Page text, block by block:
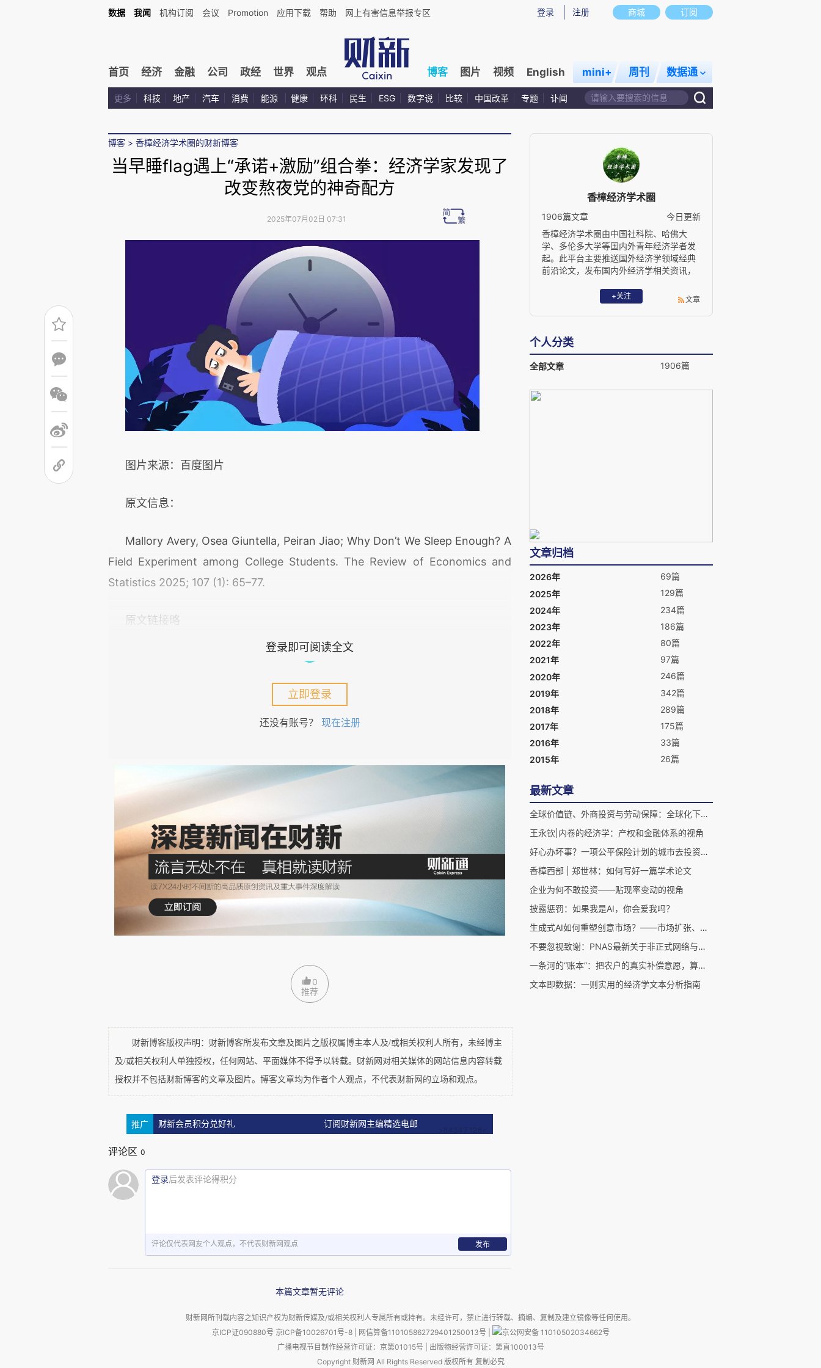
商城 订阅
登录 注册
数据 我闻 机构订阅 会议 Promotion 应用下载 帮助 网上有害信息举报专区
首页 经济 金融 公司 政经 世界 观点 博客 图片 视频 English mini+ 周刊 数据通
更多 科技 地产 汽车 消费 能源 健康 环科 民生 ESG 数字说 比较 中国改革 专题 讣闻
博客 > 香樟经济学术圈的财新博客
当早睡flag遇上“承诺+激励”组合拳：经济学家发现了
改变熬夜党的神奇配方
2025年07月02日 07:31
图片来源：百度图片
原文信息：
Mallory Avery, Osea Giuntella, Peiran Jiao; Why Don’t We Sleep Enough? A
Field Experiment among College Students. The Review of Economics and
Statistics 2025; 107 (1): 65–77.
原文链接略
明，超1/3成年人深陷睡眠赤字，许多国家的人可能比一百年前的祖先少睡1-2个小
时。占据人生大约三分之一时间的睡眠，毋庸置疑是身心健康和人力资本的重要基
石，那么问题来了，为什么我们会睡眠不足？
对于一部分人来说，睡眠时间和质量可能受到失眠、睡眠呼吸暂停等因素的影
响，但对于多数人来说，就寝时间和睡眠长短是自己选择的。经济学理论长期将睡
眠简化为外生约束，忽视其作为内生效用函数的行为决策本质——尽管全球80%的
成年人希望改善他们的睡眠、89%的人渴望每晚睡够7小时或更久，现实却是超过
40%的人在持续透支睡眠时间——睡眠选择背后的机制究竟是什么？
本研究在自然情境中探究睡眠决策的行为机制，并检验承诺机制（commitment
devices）和金钱激励能否促进更健康的睡眠习惯。基于508名大学生的实地实验，
surveys）和时间使用日记（time-use diaries）等方式收集数据，研究发现：1）当
金钱激励遇见承诺机制，13%的夜猫子成功逆转生物钟，睡眠不足6小时的概率降低
了16%，且这种改变在激励停止之后仍然持续。2）时间不一致偏好显著影响睡眠选
持的深夜赌徒，靶向承诺机制与短期物质激励可能成为破解睡眠不足困局的有效工
02
作者在文献综述部分与以下三类文献直接对话：1）可穿戴技术与健康行为。相
效。同时，也是首个在睡眠决策背景下研究持续性和习惯形成效应的研究。2）承诺
机制的有效性争议。承诺机制（如预先设定约束性目标）能否改善自我控制问题，
学界尚未达成共识。本文有两处创新：①将睡眠作为检验承诺理论的天然场景，
②软性承诺设计，允许参与者自主设定目标，更贴近现实生活中的自我管理策略。
登录即可阅读全文
立即登录
还没有账号？ 现在注册
0
推荐
财新博客版权声明：财新博客所发布文章及图片之版权属博主本人及/或相关权利人所有，未经博主
及/或相关权利人单独授权，任何网站、平面媒体不得予以转载。财新网对相关媒体的网站信息内容转载
授权并不包括财新博客的文章及图片。博客文章均为作者个人观点，不代表财新网的立场和观点。
推广 财新会员积分兑好礼 订阅财新网主编精选电邮
评论区 0
登录后发表评论得积分
评论仅代表网友个人观点，不代表财新网观点 发布
本篇文章暂无评论
香樟经济学术圈
1906篇文章
今日更新
香樟经济学术圈由中国社科院、哈佛大
学、多伦多大学等国内外青年经济学者发
起。此平台主要推送国外经济学领域经典
前沿论文，发布国内外经济学相关资讯，
待能够对中国经济学研究和国家政策产生
一定影响。微信订阅号：camphor2014。
+关注 文章
个人分类
全部文章 1906篇
文章归档
2026年
69篇
2025年
129篇
2024年
234篇
2023年
186篇
2022年
80篇
2021年
97篇
2020年
246篇
2019年
342篇
2018年
289篇
2017年
175篇
2016年
33篇
2015年
26篇
最新文章
全球价值链、外商投资与劳动保障：全球化下共赢发展新视角
王永钦|内卷的经济学：产权和金融体系的视角
好心办坏事？一项公平保险计划的城市去投资效应
香樟西部 | 郑世林：如何写好一篇学术论文
企业为何不敢投资——贴现率变动的视角
披露惩罚：如果我是AI，你会爱我吗？
生成式AI如何重塑创意市场？——市场扩张、创作者挤出与版权保护的新证据
不要忽视致谢：PNAS最新关于非正式网络与学术影响力研究
一条河的“账本”：把农户的真实补偿意愿，算进流域治污的最优方案里
文本即数据：一则实用的经济学文本分析指南
财新网所刊载内容之知识产权为财新传媒及/或相关权利人专属所有或持有。未经许可，禁止进行转载、摘编、复制及建立镜像等任何使用。
京ICP证090880号 京ICP备10026701号-8 网信算备110105862729401250013号
京公网安备 11010502034662号
广播电视节目制作经营许可证：京第01015号
出版物经营许可证：第直100013号
Copyright 财新网 All Rights Reserved 版权所有 复制必究